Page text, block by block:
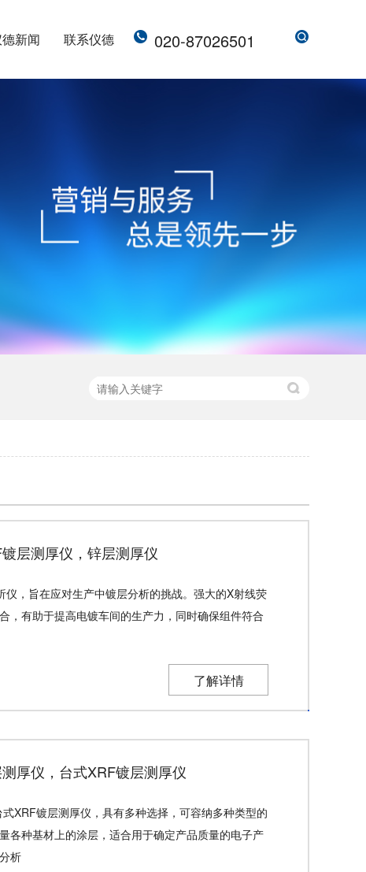
新闻 联系仪德 020-87026501
层测厚仪，锌层测厚仪
仪，旨在应对生产中镀层分析的挑战。强大的X射线荧
，有助于提高电镀车间的生产力，同时确保组件符合
了解详情
厚仪，台式XRF镀层测厚仪
XRF镀层测厚仪，具有多种选择，可容纳多种类型的
各种基材上的涂层，适合用于确定产品质量的电子产
析